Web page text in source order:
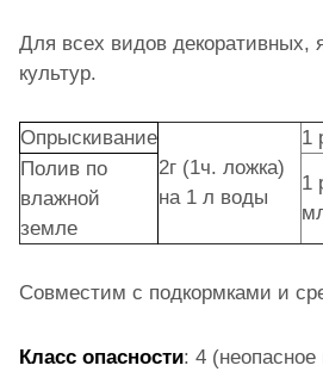
Для всех видов декоративных,
культур.
Опрыскивание
2г (1ч. ложка)
на 1 л воды
1
Полив по
влажной
земле
1
Совместим с подкормками и
Класс опасности: 4